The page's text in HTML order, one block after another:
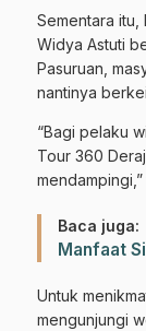
Sementara itu,
Widya Astuti
Pasuruan,
nantinya
“Bagi pelaku
Tour 360
Baca juga:
Manfaat
Untuk
mengunjungi